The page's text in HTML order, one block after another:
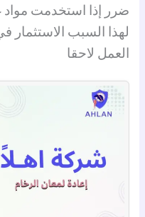
ضرر إذا استخدمت مواد
لهذا السبب
العمل لاحقا